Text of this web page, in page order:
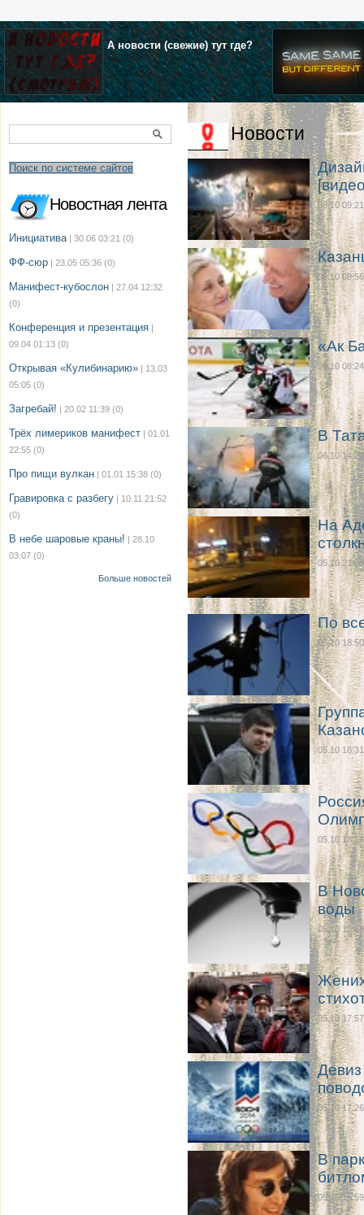
А новости (свежие) тут где?
Поиск по системе сайтов
Новостная лента
Инициатива | 30.06 03:21 (0)
ФФ-сюр | 23.05 05:36 (0)
Манифест-кубослон | 27.04 12:32
(0)
Конференция и презентация |
09.04 01:13 (0)
Открывая «Кулибинарию» | 13.03
05:05 (0)
Загребай! | 20.02 11:39 (0)
Трёх лимериков манифест | 01.01
22:55 (0)
Про пищи вулкан | 01.01 15:38 (0)
Гравировка с разбегу | 10.11 21:52
(0)
В небе шаровые краны! | 28.10
03:07 (0)
Больше новостей
Новости
08.10 09:21
08.10 08:56
«Ак
08.10 08:24
В
06.10 14:29
На
05.10 21:33
По
05.10 18:50
05.10 18:31
05.10 18:16
В
воды
05.10 18:08
05.10 17:57
05.10 17:26
В
05.10 16:59